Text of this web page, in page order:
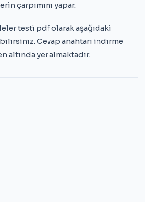
çarpımını yapar.
testi pdf olarak aşağıdaki
Cevap anahtarı indirme
altında yer almaktadır.